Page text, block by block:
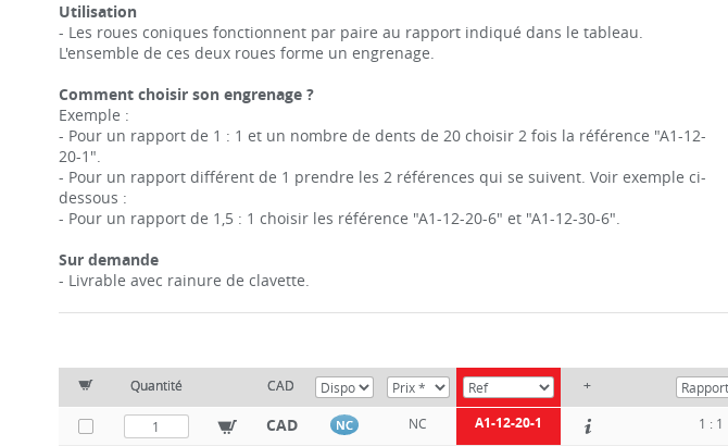
Utilisation
- Les roues coniques fonctionnent par paire au rapport indiqué dans le tableau.
L'ensemble de ces deux roues forme un engrenage.
Comment choisir son engrenage ?
Exemple :
- Pour un rapport de 1 : 1 et un nombre de dents de 20 choisir 2 fois la référence "A1-12-
20-1".
- Pour un rapport différent de 1 prendre les 2 références qui se suivent. Voir exemple ci-
dessous :
- Pour un rapport de 1,5 : 1 choisir les référence "A1-12-20-6" et "A1-12-30-6".
Sur demande
- Livrable avec rainure de clavette.
Quantité CAD +
CAD NC NC A1-12-20-1 1 : 1